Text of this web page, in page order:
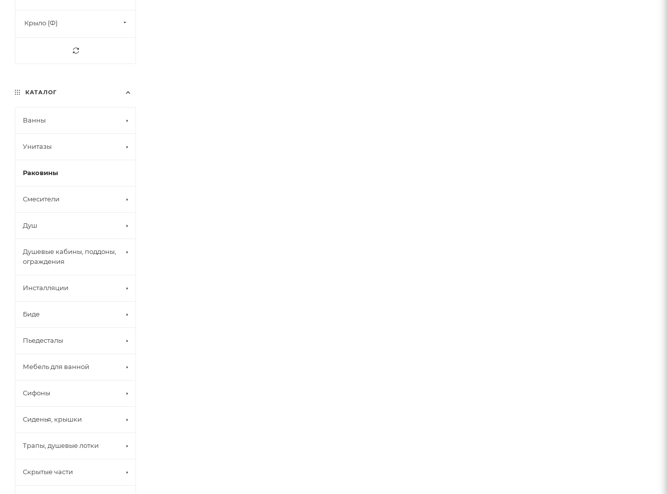
Крыло (Ф)
КАТАЛОГ
Ванны
Унитазы
Раковины
Смесители
Душ
Душевые кабины, поддоны,
ограждения
Инсталляции
Биде
Пьедесталы
Мебель для ванной
Сифоны
Сиденья, крышки
Трапы, душевые лотки
Скрытые части